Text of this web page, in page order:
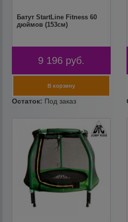
Батут StartLine Fitness 60
дюймов (153см)
9 196 руб.